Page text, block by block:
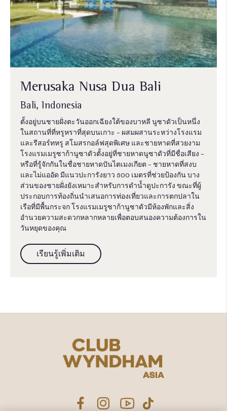
Merusaka Nusa Dua Bali
Bali, Indonesia
ตั้งอยู่บนชายฝั่งตะวันออกเฉียงใต้ของบาหลี นูซาดัวเป็นหนึ่ง
ในสถานที่ที่หรูหราที่สุดบนเกาะ – ผสมผสานระหว่างโรงแรม
และรีสอร์ทหรู สโมสรกอล์ฟสุดพิเศษ และชายหาดที่สวยงาม
โรงแรมเมรูซาก้านูซาดัวตั้งอยู่ที่ชายหาดนูซาดัวที่มีชื่อเสียง –
หรือที่รู้จักกันในชื่อชายหาดปันไตเมงเกียต – ชายหาดที่สงบ
และไม่แออัด มีแนวปะการังยาว 500 เมตรที่ช่วยป้องกัน บาง
ส่วนของชายฝั่งยังเหมาะสำหรับการดำน้ำดูปะการัง ขณะที่ผู้
ประกอบการท้องถิ่นนำเสนอการท่องเที่ยวและการตกปลาใน
เรือที่มีพื้นกระจก โรงแรมเมรูซาก้านูซาดัวมีห้องพักและสิ่ง
อำนวยความสะดวกหลากหลายเพื่อตอบสนองความต้องการใน
วันหยุดของคุณ
เรียนรู้เพิ่มเติม